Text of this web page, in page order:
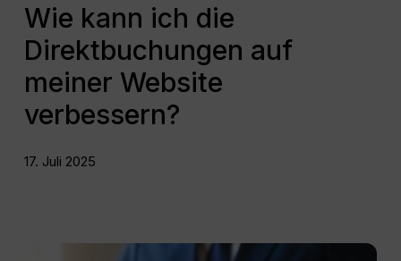
Wie kann ich die
Direktbuchungen auf
meiner Website
verbessern?
17. Juli 2025